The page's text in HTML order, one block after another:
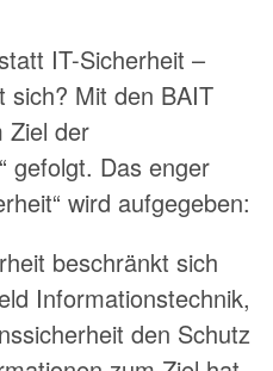
IT-Sicherheit –
sich? Mit den BAIT
Ziel der
gefolgt. Das enger
wird aufgegeben:
beschränkt sich
Informationstechnik,
den Schutz